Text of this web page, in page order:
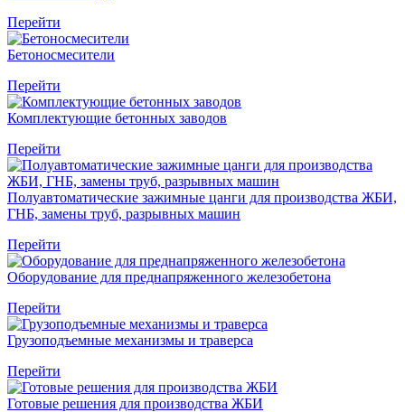
Перейти
Бетоносмесители
Перейти
Комплектующие бетонных заводов
Перейти
Полуавтоматические зажимные цанги для производства ЖБИ,
ГНБ, замены труб, разрывных машин
Перейти
Оборудование для преднапряженного железобетона
Перейти
Грузоподъемные механизмы и траверса
Перейти
Готовые решения для производства ЖБИ